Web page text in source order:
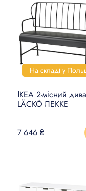
На складі у
ІКЕА 2-місний
LÄCKÖ ЛЕККЕ
7 646 ₴